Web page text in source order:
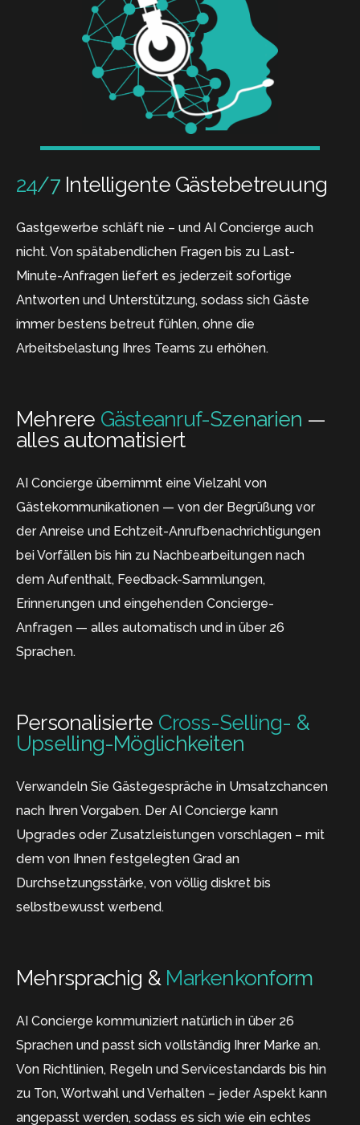
24/7Intelligente Gästebetreuung
Gastgewerbe schläft nie – und AI Concierge auch
nicht. Von spätabendlichen Fragen bis zu Last-
Minute-Anfragen liefert es jederzeit sofortige
Antworten und Unterstützung, sodass sich Gäste
immer bestens betreut fühlen, ohne die
Arbeitsbelastung Ihres Teams zu erhöhen.
Mehrere Gästeanruf-Szenarien —
alles automatisiert
AI Concierge übernimmt eine Vielzahl von
Gästekommunikationen — von der Begrüßung vor
der Anreise und Echtzeit-Anrufbenachrichtigungen
bei Vorfällen bis hin zu Nachbearbeitungen nach
dem Aufenthalt, Feedback-Sammlungen,
Erinnerungen und eingehenden Concierge-
Anfragen — alles automatisch und in über 26
Sprachen.
Personalisierte Cross-Selling- &
Upselling-Möglichkeiten
Verwandeln Sie Gästegespräche in Umsatzchancen
nach Ihren Vorgaben. Der AI Concierge kann
Upgrades oder Zusatzleistungen vorschlagen – mit
dem von Ihnen festgelegten Grad an
Durchsetzungsstärke, von völlig diskret bis
selbstbewusst werbend.
Mehrsprachig & Markenkonform
AI Concierge kommuniziert natürlich in über 26
Sprachen und passt sich vollständig Ihrer Marke an.
Von Richtlinien, Regeln und Servicestandards bis hin
zu Ton, Wortwahl und Verhalten – jeder Aspekt kann
angepasst werden, sodass es sich wie ein echtes